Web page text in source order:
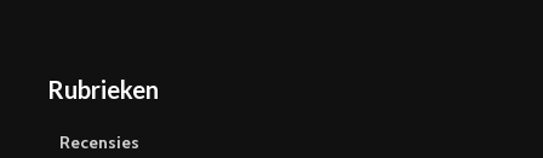
Rubrieken
Recensies